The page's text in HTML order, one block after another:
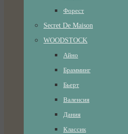
Форест
Secret De Maison
WOODSTOCK
Айно
Брамминг
Бьерт
Валенсия
Дания
Классик